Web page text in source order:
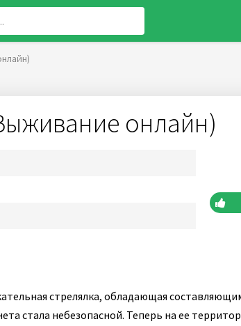
онлайн)
стрелялка, обладающая
стала небезопасной. Теперь на ее